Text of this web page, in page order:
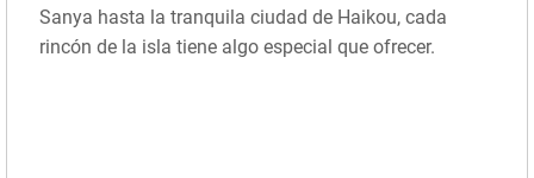
Sanya hasta la tranquila ciudad de Haikou, cada
rincón de la isla tiene algo especial que ofrecer.